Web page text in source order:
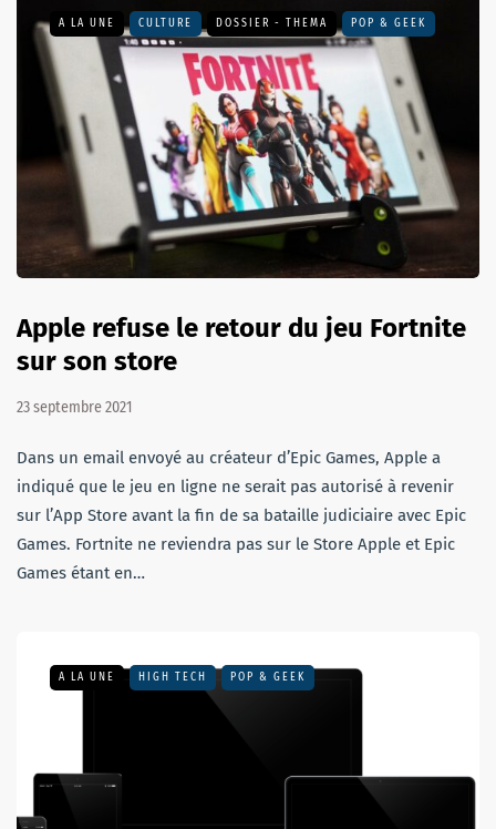
A LA UNE CULTURE DOSSIER - THEMA POP & GEEK
Apple refuse le retour du jeu Fortnite
sur son store
23 septembre 2021
Dans un email envoyé au créateur d’Epic Games, Apple a
indiqué que le jeu en ligne ne serait pas autorisé à revenir
sur l’App Store avant la fin de sa bataille judiciaire avec Epic
Games. Fortnite ne reviendra pas sur le Store Apple et Epic
Games étant en…
A LA UNE HIGH TECH POP & GEEK